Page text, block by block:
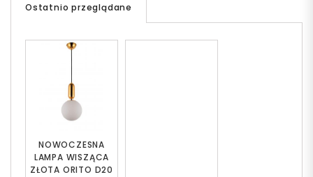
Ostatnio przeglądane
NOWOCZESNA
LAMPA WISZĄCA
ZŁOTA ORITO D20